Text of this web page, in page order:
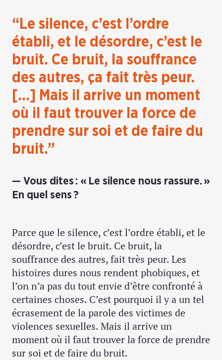
“Le silence, c’est l’ordre
établi, et le désordre, c’est le
bruit. Ce bruit, la souffrance
des autres, ça fait très peur.
[…] Mais il arrive un moment
où il faut trouver la force de
prendre sur soi et de faire du
bruit.”
Vous dites : « Le silence nous rassure. »
En quel sens ?
Parce que le silence, c’est l’ordre établi, et le
désordre, c’est le bruit. Ce bruit, la
souffrance des autres, fait très peur. Les
histoires dures nous rendent phobiques, et
l’on n’a pas du tout envie d’être confronté à
certaines choses. C’est pourquoi il y a un tel
écrasement de la parole des victimes de
violences sexuelles. Mais il arrive un
moment où il faut trouver la force de prendre
sur soi et de faire du bruit.